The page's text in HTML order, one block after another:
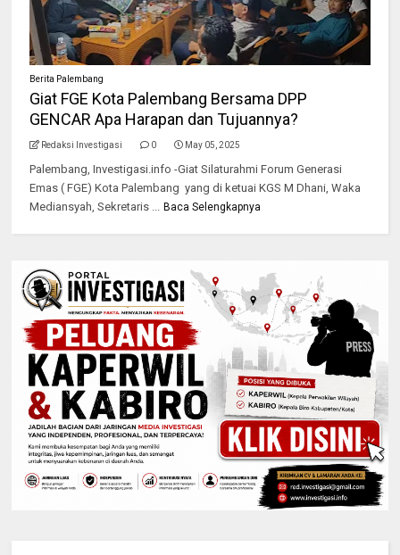
Berita Palembang
Giat FGE Kota Palembang Bersama DPP
GENCAR Apa Harapan dan Tujuannya?
Redaksi Investigasi 0 May 05, 2025
Palembang, Investigasi.info -Giat Silaturahmi Forum Generasi
Emas ( FGE) Kota Palembang yang di ketuai KGS M Dhani, Waka
Mediansyah, Sekretaris ...
Baca Selengkapnya